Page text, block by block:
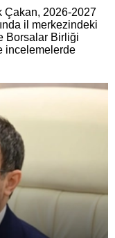
Çakan, 2026-2027
il merkezindeki
Borsalar Birliği
incelemelerde